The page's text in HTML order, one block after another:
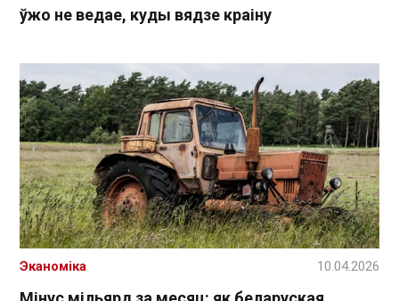
ўжо не ведае, куды вядзе краіну
Эканоміка 10.04.2026